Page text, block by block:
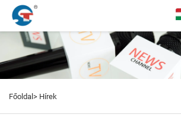
Rólunk
Főoldal> Hírek